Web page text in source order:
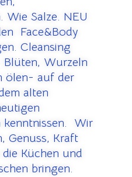
Wie Salze. NEU
Face&Body
Cleansing
Blüten, Wurzeln
ölen- auf der
alten
kenntnissen. Wir
Genuss, Kraft
Küchen und
bringen.